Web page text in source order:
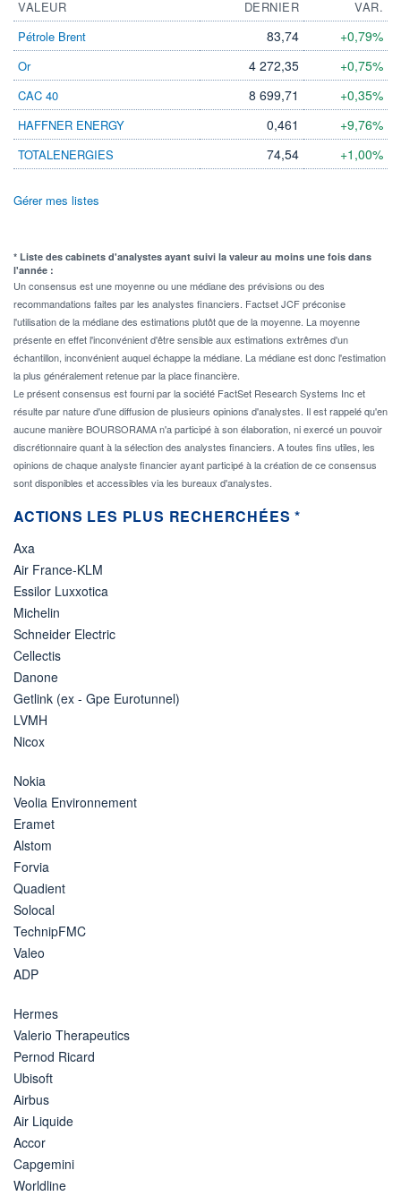
VALEUR DERNIER
VAR.
Pétrole Brent
83,74 +0,79%
Or 4 272,35 +0,75%
CAC 40 8 699,71 +0,35%
HAFFNER ENERGY 0,461 +9,76%
TOTALENERGIES 74,54 +1,00%
Gérer mes listes
* Liste des cabinets d'analystes ayant suivi la valeur au moins une fois dans
l'année :
Un consensus est une moyenne ou une médiane des prévisions ou des
recommandations faites par les analystes financiers. Factset JCF préconise
l'utilisation de la médiane des estimations plutôt que de la moyenne. La moyenne
présente en effet l'inconvénient d'être sensible aux estimations extrêmes d'un
échantillon, inconvénient auquel échappe la médiane. La médiane est donc l'estimation
la plus généralement retenue par la place financière.
Le présent consensus est fourni par la société FactSet Research Systems Inc et
résulte par nature d'une diffusion de plusieurs opinions d'analystes. Il est rappelé qu'en
aucune manière BOURSORAMA n'a participé à son élaboration, ni exercé un pouvoir
discrétionnaire quant à la sélection des analystes financiers. A toutes fins utiles, les
opinions de chaque analyste financier ayant participé à la création de ce consensus
sont disponibles et accessibles via les bureaux d'analystes.
ACTIONS LES PLUS RECHERCHÉES *
Axa
Air France-KLM
Essilor Luxxotica
Michelin
Schneider Electric
Cellectis
Danone
Getlink (ex - Gpe Eurotunnel)
LVMH
Nicox
Nokia
Veolia Environnement
Eramet
Alstom
Forvia
Quadient
Solocal
TechnipFMC
Valeo
ADP
Hermes
Valerio Therapeutics
Pernod Ricard
Ubisoft
Airbus
Air Liquide
Accor
Capgemini
Worldline